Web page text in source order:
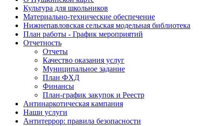
Культура для школьников
Материально-технические обеспечение
Нижнепавловская сельская модельная библиотека
План работы - График мероприятий
Отчетность
Отчеты
Качество оказания услуг
Муниципальное задание
План ФХД
Финансы
План-график закупок и Реестр
Антинаркотическая кампания
Наши услуги
Антитеррор: правила безопасности